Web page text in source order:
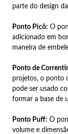
parte do design
Ponto Picô: O
adicionado em
maneira de
Ponto de
projetos, o ponto
pode ser usado
formar a base de
Ponto Puff: O
volume e